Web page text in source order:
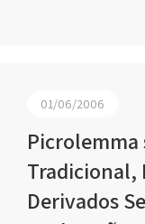
01/06/2006
Picrolemma
Tradicional,
Derivados